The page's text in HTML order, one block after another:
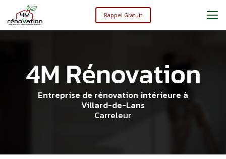
contenu
principal
Rappel Gratuit
Entreprise de rénovation intérieure à
Villard-de-Lans
Carreleur